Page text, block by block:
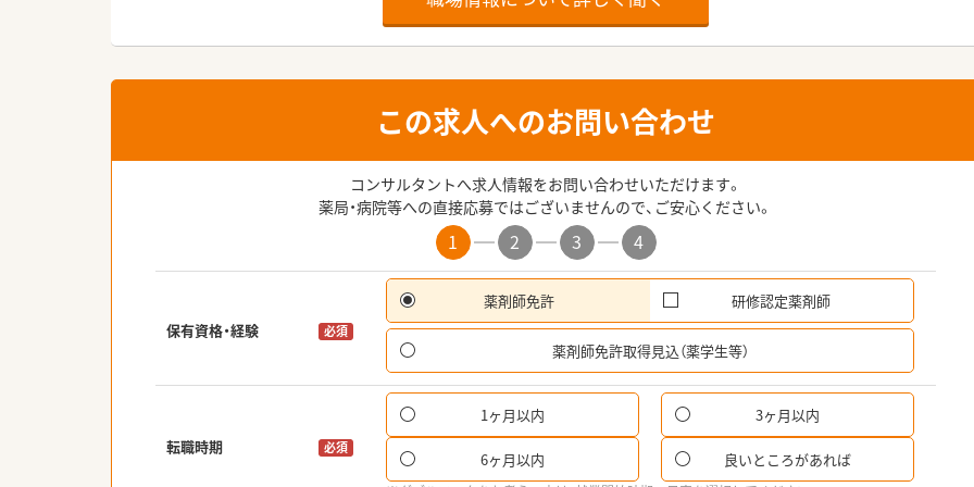
この求人へのお問い合わせ
コンサルタントへ求人情報をお問い合わせいただけます。
薬局・病院等への直接応募ではございませんので、ご安心ください。
1 2 3 4
保有資格・経験 必須
薬剤師免許 研修認定薬剤師
薬剤師免許取得見込（薬学生等）
転職時期 必須
1ヶ月以内 3ヶ月以内
6ヶ月以内 良いところがあれば